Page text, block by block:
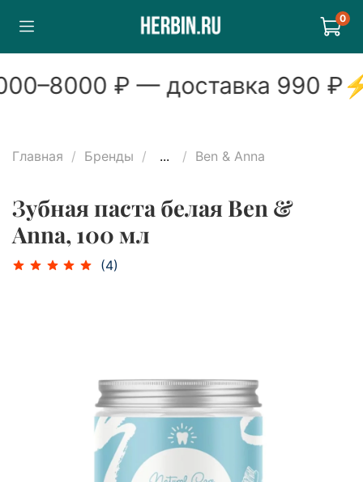
0
–8000₽ — доставка990₽
Главная Бренды ... Ben & Anna
Зубная паста белая Ben &
Anna, 100 мл
(4)